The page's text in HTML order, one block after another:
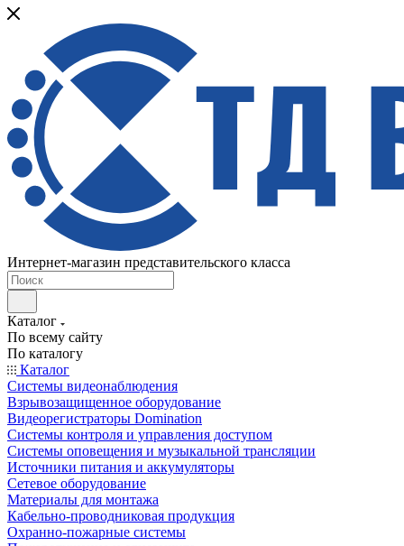
Интернет-магазин представительского класса
Каталог
По всему сайту
По каталогу
Каталог
Системы видеонаблюдения
Взрывозащищенное оборудование
Видеорегистраторы Domination
Системы контроля и управления доступом
Системы оповещения и музыкальной трансляции
Источники питания и аккумуляторы
Сетевое оборудование
Материалы для монтажа
Кабельно-проводниковая продукция
Охранно-пожарные системы